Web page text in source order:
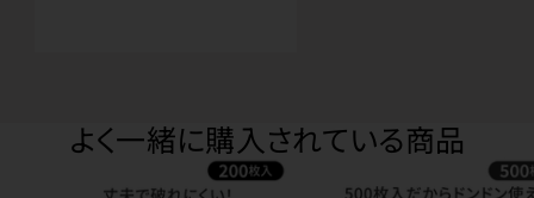
よく一緒に購入されている商品